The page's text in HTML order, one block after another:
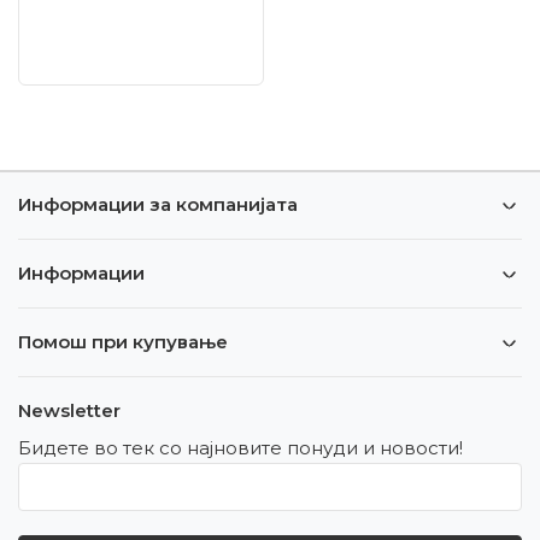
Информации за компанијата
Информации
Помош при купување
Newsletter
Бидете во тек со најновите понуди и новости!